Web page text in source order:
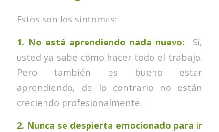
Estos son los sintomas:
1. No está aprendiendo nada nuevo: Sí,
usted ya sabe cómo hacer todo el trabajo.
Pero también es bueno estar
aprendiendo, de lo contrario no están
creciendo profesionalmente.
2. Nunca se despierta emocionado para ir